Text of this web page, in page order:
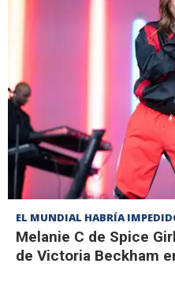
EL MUNDIAL HABRÍA
Melanie C de Spice
de Victoria Beckham